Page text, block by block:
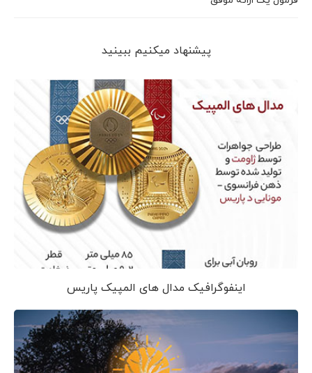
پیشنهاد می‎کنیم ببینید
اینفوگرافیک مدال های المپیک پاریس